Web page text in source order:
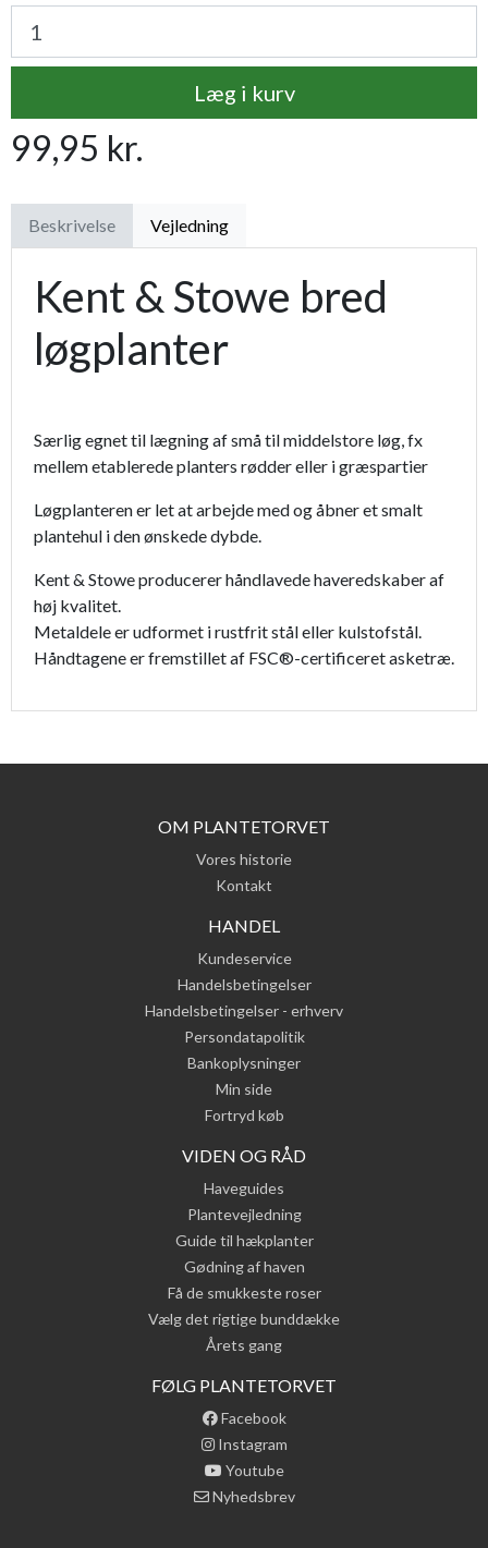
Læg i kurv
99,95 kr.
Beskrivelse Vejledning
Kent & Stowe bred
løgplanter
Særlig egnet til lægning af små til middelstore løg, fx
mellem etablerede planters rødder eller i græspartier
Løgplanteren er let at arbejde med og åbner et smalt
plantehul i den ønskede dybde.
Kent & Stowe producerer håndlavede haveredskaber af
høj kvalitet.
Metaldele er udformet i rustfrit stål eller kulstofstål.
Håndtagene er fremstillet af FSC®-certificeret asketræ.
OM PLANTETORVET
Vores historie
Kontakt
HANDEL
Kundeservice
Handelsbetingelser
Handelsbetingelser - erhverv
Persondatapolitik
Bankoplysninger
Min side
Fortryd køb
VIDEN OG RÅD
Haveguides
Plantevejledning
Guide til hækplanter
Gødning af haven
Få de smukkeste roser
Vælg det rigtige bunddække
Årets gang
FØLG PLANTETORVET
Facebook
Instagram
Youtube
Nyhedsbrev